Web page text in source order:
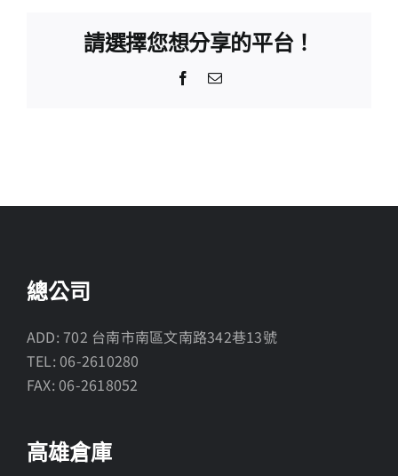
請選擇您想分享的平台！
Facebook
Email:
總公司
ADD: 702 台南市南區文南路342巷13號
TEL: 06-2610280
FAX: 06-2618052
高雄倉庫